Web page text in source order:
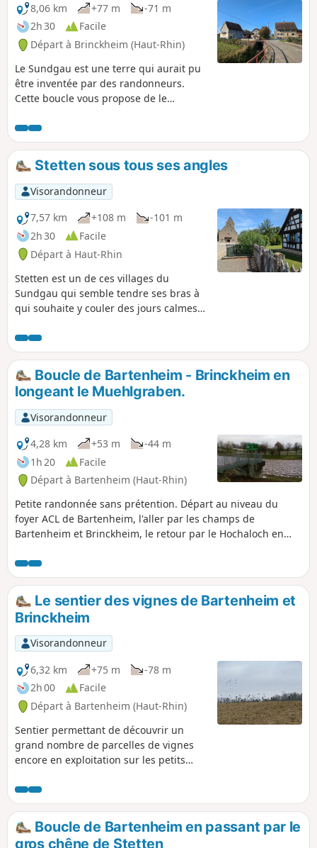
8,06 km
+77 m
-71 m
2h 30
Facile
Départ à Brinckheim (Haut-Rhin)
Le Sundgau est une terre qui aurait pu
être inventée par des randonneurs.
Cette boucle vous propose de le
authentiques et une campagne calme
aux alentours, que demander de plus ?
Stetten sous tous ses angles
Visorandonneur
7,57 km
+108 m
-101 m
2h 30
Facile
Départ à Haut-Rhin
Stetten est un de ces villages du
Sundgau qui semble tendre ses bras à
qui souhaite y couler des jours calmes
traditionnelle. En parcourant le village
et ses alentours, vous pourrez y admirer
les nombreuses jolies maisons nichées
dans leurs beaux jardins entretenus. Le
Chêne Tafelbaum, plusieurs fois
centenaire, surplombe la zone des Trois
Frontières et vous montre le chemin
d'une forêt que la présence d'un
ruisseau rendrait presque féérique.
Boucle de Bartenheim - Brinckheim en
longeant le Muehlgraben.
Visorandonneur
4,28 km
+53 m
-44 m
1h 20
Facile
Départ à Bartenheim (Haut-Rhin)
Petite randonnée sans prétention. Départ au niveau du
foyer ACL de Bartenheim, l'aller par les champs de
Bartenheim et Brinckheim, le retour par le Hochaloch en
Le sentier des vignes de Bartenheim et
Brinckheim
Visorandonneur
6,32 km
+75 m
-78 m
2h 00
Facile
Départ à Bartenheim (Haut-Rhin)
Sentier permettant de découvrir un
grand nombre de parcelles de vignes
encore en exploitation sur les petits
Boucle de Bartenheim en passant par le
gros chêne de Stetten